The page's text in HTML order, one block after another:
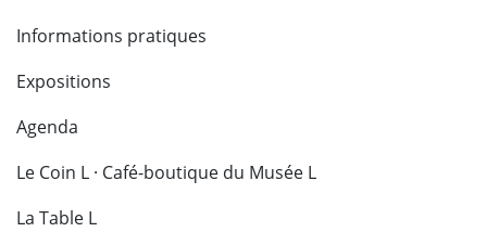
Informations pratiques
Expositions
Agenda
Le Coin L · Café-boutique du Musée L
La Table L